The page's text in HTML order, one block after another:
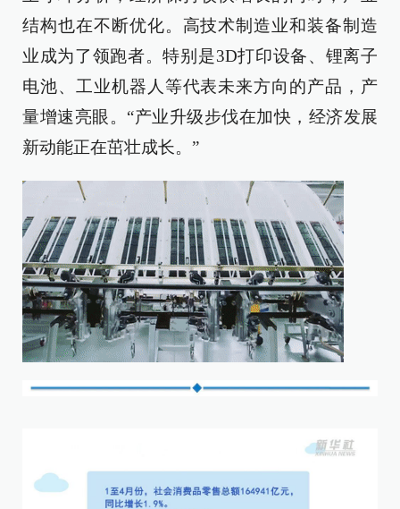
结构也在不断优化。高技术制造业和装备制造
业成为了领跑者。特别是3D打印设备、锂离子
电池、工业机器人等代表未来方向的产品，产
量增速亮眼。“产业升级步伐在加快，经济发展
新动能正在茁壮成长。”